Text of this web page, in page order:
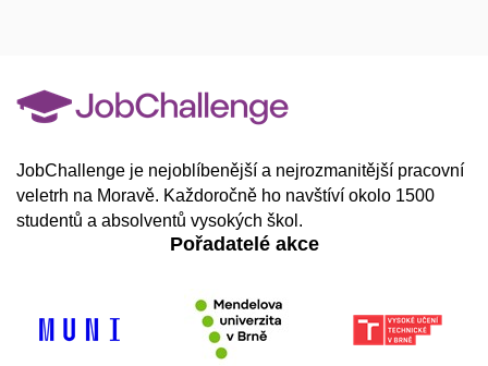
JobChallenge je nejoblíbenější a nejrozmanitější pracovní
veletrh na Moravě. Každoročně ho navštíví okolo 1500
studentů a absolventů vysokých škol.
Pořadatelé akce